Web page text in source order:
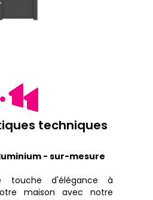
techniques
- sur-mesure
touche d'élégance à
maison avec notre